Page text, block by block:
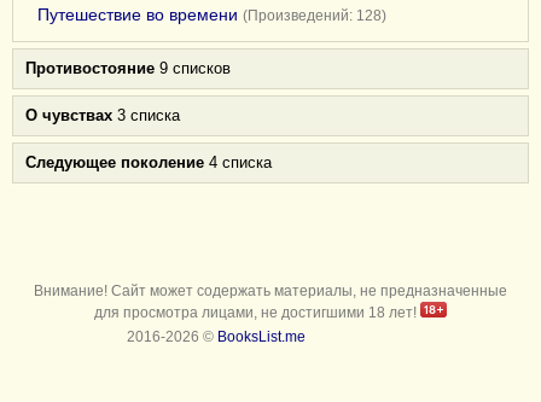
Путешествие во времени (Произведений: 128)
Противостояние 9 списков
О чувствах 3 списка
Следующее поколение 4 списка
Внимание! Сайт может содержать материалы, не предназначенные
для просмотра лицами, не достигшими 18 лет!
2016-2026 © BooksList.me